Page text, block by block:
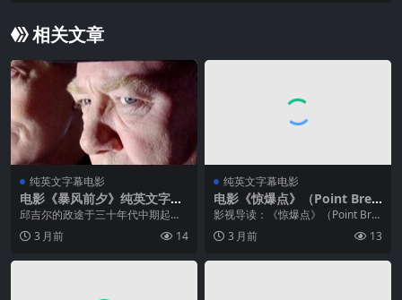
相关文章
纯英文字幕电影
电影《暴风前夕》纯英文字幕
高清MP4下载
邱吉尔的政途于三十年代中期起下
滑，已经退休的他虽然依旧参加国
会的讨论，但不得志的他还是整日
3 月前 14
纯英文字幕电影
电影《惊爆点》（Point Brea
k）纯英文字幕高清MP4下载
影视导读：《惊爆点》（Point Bre
ak，1991）是基努·里维斯的早期代
表作之一，由凯瑟琳·毕奇罗执导，
3 月前 13